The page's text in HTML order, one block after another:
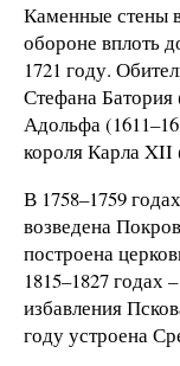
Каменные стены
обороне вплоть
1721 году.
Стефана Батория
Адольфа
короля Карла XII
В 1758–1759
возведена
построена
1815–1827 годах
избавления
году устроена